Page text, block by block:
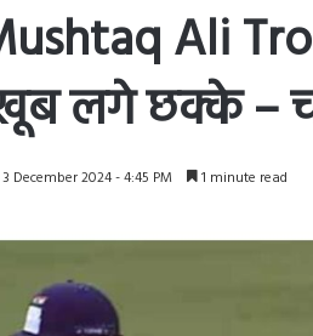
Ali
लगे छक्के –
3 December 2024 - 4:45 PM 1 minute read